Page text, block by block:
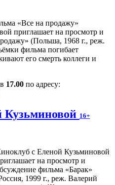
приглашает на просмотр и
(Польша, 1968 г., реж.
фильма погибает
его смерть коллеги и
17.00 по адресу:
Кузьминовой 16+
с Еленой Кузьминовой
на просмотр и
фильма «Барак»
1999 г., реж. Валерий